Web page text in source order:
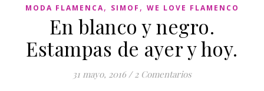
MODA FLAMENCA, SIMOF , WE LOVE FLAMENCO
En blanco y negro.
Estampas de ayer y hoy.
31 mayo, 2016 / 2 Comentarios